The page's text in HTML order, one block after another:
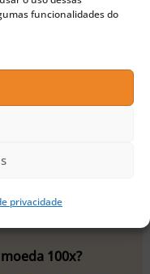
funcionalidades do
privacidade
dos
órgãos
e Ethereum,
100x?